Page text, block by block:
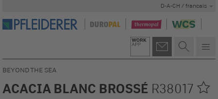
D-A-CH / francais
BEYOND THE SEA
ACACIA BLANC BROSSÉ R38017